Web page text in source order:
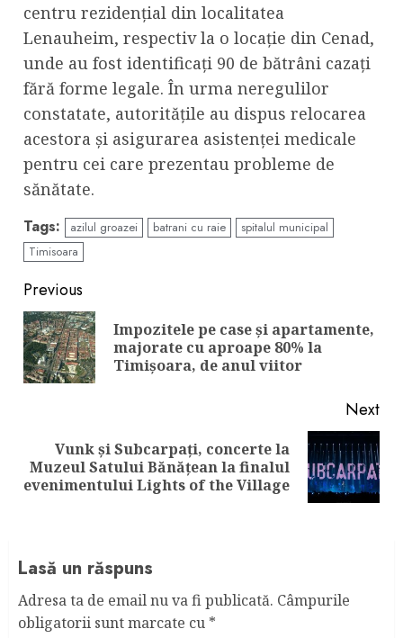
centru rezidențial din localitatea
Lenauheim, respectiv la o locație din Cenad,
unde au fost identificați 90 de bătrâni cazați
fără forme legale. În urma neregulilor
constatate, autoritățile au dispus relocarea
acestora și asigurarea asistenței medicale
pentru cei care prezentau probleme de
sănătate.
Tags: azilul groazei batrani cu raie
spitalul municipal
Timisoara
Continue
Reading
Previous
Impozitele pe case și apartamente,
majorate cu aproape 80% la
Timișoara, de anul viitor
Next
Next
post:
Vunk și Subcarpați, concerte la
Muzeul Satului Bănățean la finalul
evenimentului Lights of the Village
Lasă un răspuns
Adresa ta de email nu va fi publicată. Câmpurile
obligatorii sunt marcate cu *